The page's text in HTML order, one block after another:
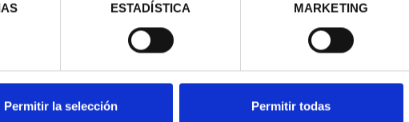
ESTADÍSTICA MARKETING
Permitir la selección Permitir todas